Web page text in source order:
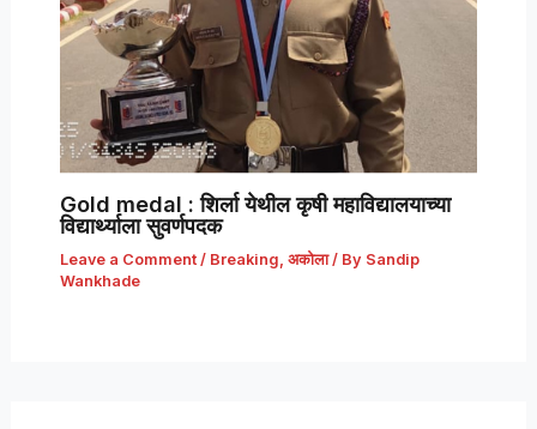
Gold medal : शिर्ला येथील कृषी महाविद्यालयाच्या
विद्यार्थ्याला सुवर्णपदक
Leave a Comment / Breaking, अकोला/ By Sandip
Wankhade